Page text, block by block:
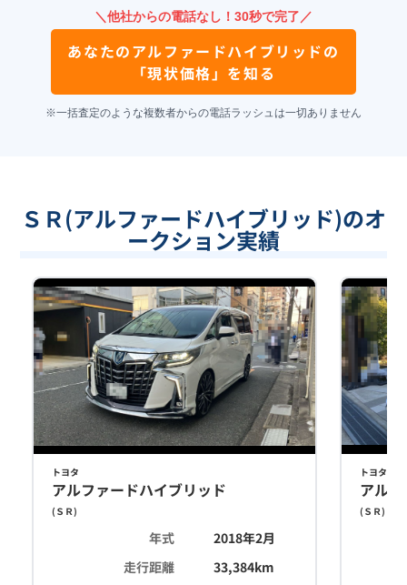
＼他社からの電話なし！30秒で完了／
あなたのアルファードハイブリッドの
「現状価格」を知る
※一括査定のような複数者からの電話ラッシュは一切ありません
ＳＲ(アルファードハイブリッド)のオ
ークション実績
トヨタ
アルファードハイブリッド
( ＳＲ)
年式
2018年2月
走行距離
33,384km
トヨタ
アル
( ＳＲ)